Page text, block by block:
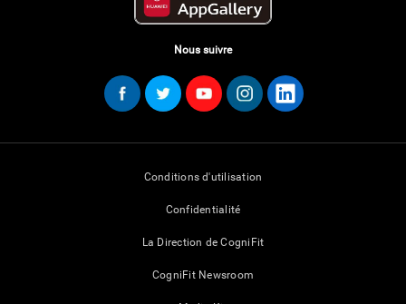
Nous suivre
Conditions d'utilisation
Confidentialité
La Direction de CogniFit
CogniFit Newsroom